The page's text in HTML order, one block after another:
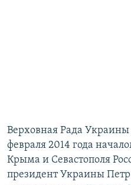
Верховная Рада
февраля 2014 года
Крыма и Севастополя
президент Украины